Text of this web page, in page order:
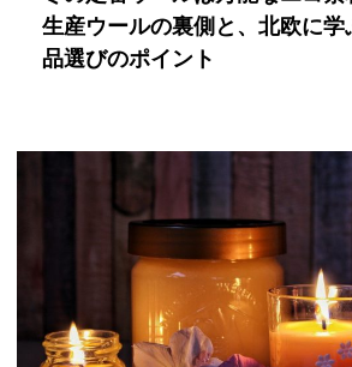
生産ウールの裏側と、北欧に
品選びのポイント